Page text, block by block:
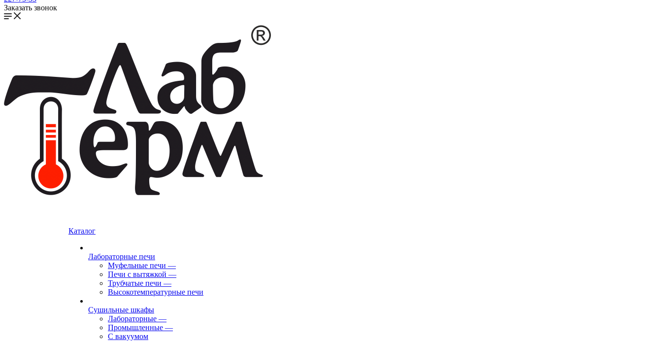
Заказать звонок
Каталог
Лабораторные печи
Муфельные печи —
Печи с вытяжкой —
Трубчатые печи —
Высокотемпературные печи
Сушильные шкафы
Лабораторные —
Промышленные —
С вакуумом